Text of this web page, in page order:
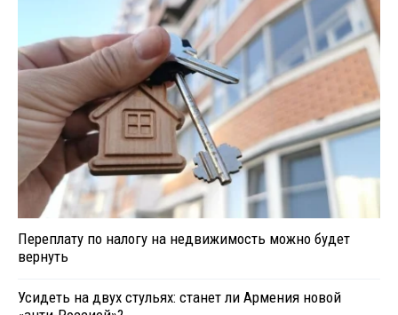
Переплату по налогу на недвижимость можно будет
вернуть
Усидеть на двух стульях: станет ли Армения новой